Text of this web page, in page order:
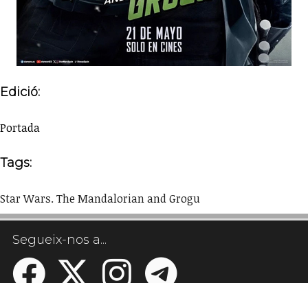
Edició:
Portada
Tags:
Star Wars. The Mandalorian and Grogu
Segueix-nos a...